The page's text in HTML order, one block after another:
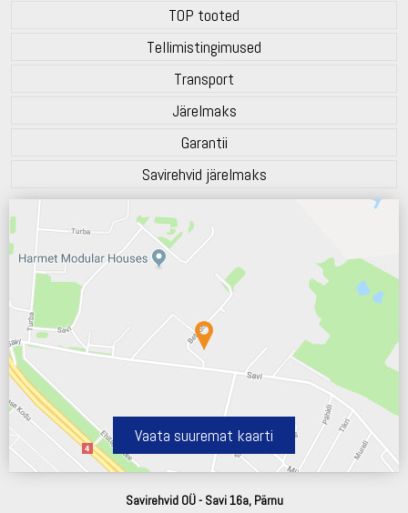
TOP tooted
Tellimistingimused
Transport
Järelmaks
Garantii
Savirehvid järelmaks
Vaata suuremat kaarti
Savirehvid OÜ - Savi 16a, Pärnu